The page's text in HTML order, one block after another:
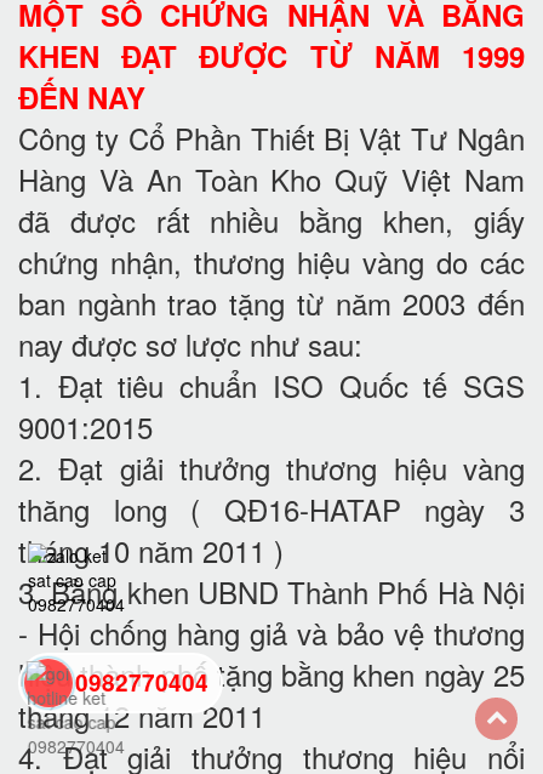
MỘT SỐ CHỨNG NHẬN VÀ BẰNG
KHEN ĐẠT ĐƯỢC TỪ NĂM 1999
ĐẾN NAY
Công ty Cổ Phần Thiết Bị Vật Tư Ngân
Hàng Và An Toàn Kho Quỹ Việt Nam
đã được rất nhiều bằng khen, giấy
chứng nhận, thương hiệu vàng do các
ban ngành trao tặng từ năm 2003 đến
nay được sơ lược như sau:
1. Đạt tiêu chuẩn ISO Quốc tế SGS
9001:2015
2. Đạt giải thưởng thương hiệu vàng
thăng long ( QĐ16-HATAP ngày 3
tháng 10 năm 2011 )
3. Bằng khen UBND Thành Phố Hà Nội
- Hội chống hàng giả và bảo vệ thương
hiệu thành phố tặng bằng khen ngày 25
tháng 12 năm 2011
4. Đạt giải thưởng thương hiệu nổi
0982770404
back